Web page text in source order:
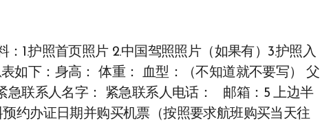
：1.护照首页照片 2.中国驾照照片（如果有）3.护照入
如下：身高： 体重： 血型：（不知道就不要写） 父
急联系人名字： 紧急联系人电话： 邮箱：5 上边半
约办证日期并购买机票（按照要求航班购买当天往